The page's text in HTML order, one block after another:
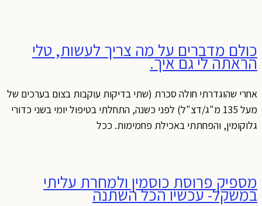
כולם מדברים על מה צריך לעשות, טלי
הראתה לי גם איך.
אחרי שהוגדרתי חולה סכרת (שתי בדיקות עוקבות בצום בערכים של
מעל 135 מ"ג/דצ"ל) לפני כשנה, התחלתי בטיפול יומי בשני כדורי
גלוקומין, והפחתתי באכילת פחמימות. ככל
מספיק פרוסת כוסמין ולמחרת עליתי
במשקל- עכשיו הכל השתנה